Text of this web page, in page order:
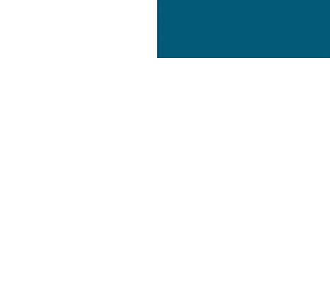
und Analysen weiter.